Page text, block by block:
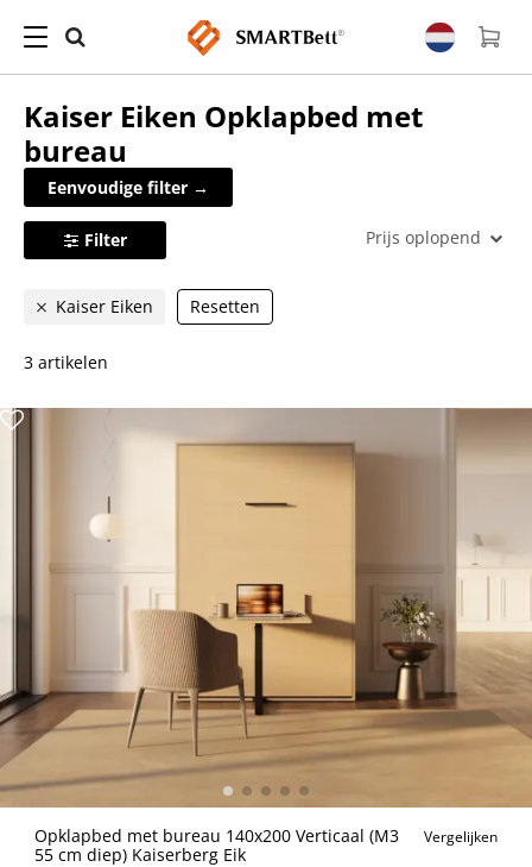
Kaiser Eiken Opklapbed met
bureau
Eenvoudige filter →
Filter Prijs oplopend
Kaiser Eiken Resetten
3 artikelen
Opklapbed met bureau 140x200 Verticaal (M3
55 cm diep) Kaiserberg Eik
Vergelijken